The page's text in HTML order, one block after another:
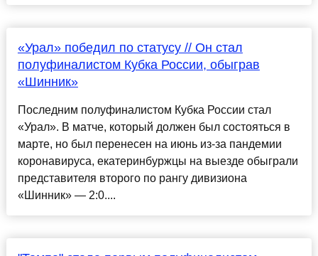
«Урал» победил по статусу // Он стал
полуфиналистом Кубка России, обыграв
«Шинник»
Последним полуфиналистом Кубка России стал
«Урал». В матче, который должен был состояться в
марте, но был перенесен на июнь из-за пандемии
коронавируса, екатеринбуржцы на выезде обыграли
представителя второго по рангу дивизиона
«Шинник» — 2:0....